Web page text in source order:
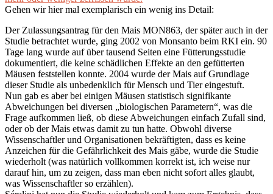
Gehen wir hier mal exemplarisch ein wenig ins Detail:
Der Zulassungsantrag für den Mais MON863, der später auch in der
Studie betrachtet wurde, ging 2002 von Monsanto beim RKI ein. 90
Tage lang wurde auf über tausend Seiten eine Fütterungsstudie
dokumentiert, die keine schädlichen Effekte an den gefütterten
Mäusen feststellen konnte. 2004 wurde der Mais auf Grundlage
dieser Studie als unbedenklich für Mensch und Tier eingestuft.
Nun gab es aber bei einigen Mäusen statistisch signifikante
Abweichungen bei diversen „biologischen Parametern“, was die
Frage aufkommen ließ, ob diese Abweichungen einfach Zufall sind,
oder ob der Mais etwas damit zu tun hatte. Obwohl diverse
Wissenschaftler und Organisationen bekräftigten, dass es keine
Anzeichen für die Gefährlichkeit des Mais gäbe, wurde die Studie
wiederholt (was natürlich vollkommen korrekt ist, ich weise nur
darauf hin, um zu zeigen, dass man eben nicht sofort alles glaubt,
was Wissenschaftler so erzählen).